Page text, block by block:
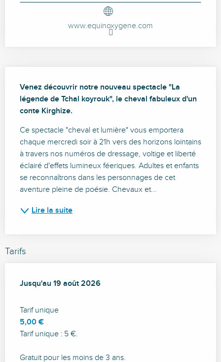
www.equinoxygene.com
Venez découvrir notre nouveau spectacle "La
légende de Tchal koyrouk", le cheval fabuleux d'un
conte Kirghize.
Ce spectacle "cheval et lumière" vous emportera
chaque mercredi soir à 21h vers des horizons lointains
à travers nos numéros de dressage, voltige et liberté
éclairé d'effets lumineux féeriques. Adultes et enfants
se reconnaîtrons dans les personnages de cet
aventure pleine de poésie. Chevaux et...
Lire la suite
Tarifs
Du8 juillet 2026au19 août 2026
Jusqu'au 19 août 2026
Tarif unique
5,00 €
Tarif unique : 5 €.
Gratuit pour les moins de 3 ans.